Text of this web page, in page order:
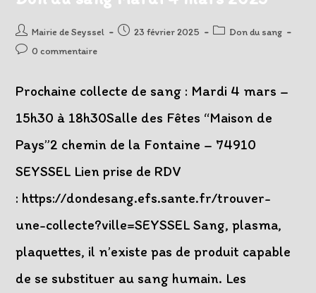
Auteur/autrice
de
Mairie de Seyssel
Post23 février 2025
PostDon du sang
Post0 commentaire
Prochaine collecte de sang : Mardi 4 mars –
15h30 à 18h30Salle des Fêtes “Maison de
Pays”2 chemin de la Fontaine – 74910
SEYSSEL Lien prise de RDV
: https://dondesang.efs.sante.fr/trouver-
une-collecte?ville=SEYSSEL Sang, plasma,
plaquettes, il n’existe pas de produit capable
de se substituer au sang humain. Les